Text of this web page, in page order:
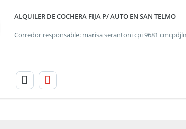
ALQUILER DE COCHERA FIJA P/ AUTO EN SAN TELMO